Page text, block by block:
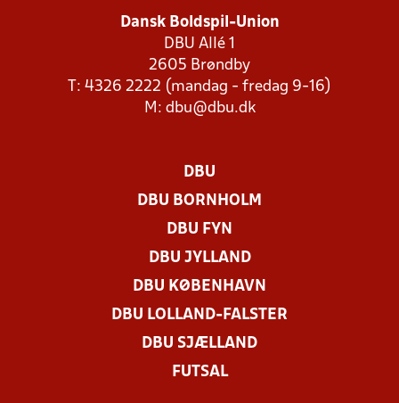
Dansk Boldspil-Union
DBU Allé 1
2605 Brøndby
T: 4326 2222 (mandag - fredag 9-16)
M: dbu@dbu.dk
DBU
DBU BORNHOLM
DBU FYN
DBU JYLLAND
DBU KØBENHAVN
DBU LOLLAND-FALSTER
DBU SJÆLLAND
FUTSAL